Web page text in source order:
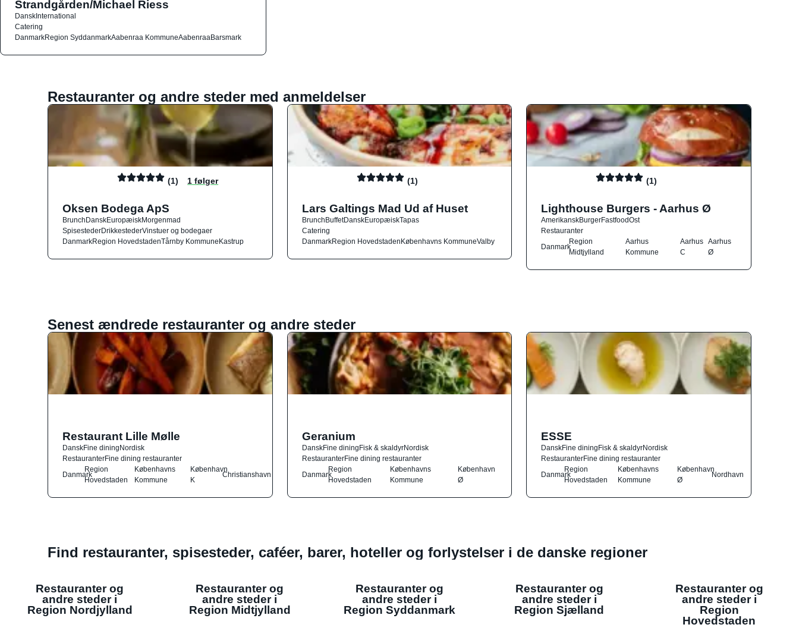
Strandgården/Michael Riess
DanskInternational
Catering
DanmarkRegion SyddanmarkAabenraa KommuneAabenraaBarsmark
Restauranter og andre steder med anmeldelser
(1) 1 følger
Oksen Bodega ApS
BrunchDanskEuropæiskMorgenmad
SpisestederDrikkestederVinstuer og bodegaer
DanmarkRegion HovedstadenTårnby KommuneKastrup
(1)
Lars Galtings Mad Ud af Huset
BrunchBuffetDanskEuropæiskTapas
Catering
DanmarkRegion HovedstadenKøbenhavns KommuneValby
(1)
Lighthouse Burgers - Aarhus Ø
AmerikanskBurgerFastfoodOst
Restauranter
Danmark
Region
Midtjylland
Aarhus
Kommune
Aarhus
C
Aarhus
Ø
Senest ændrede restauranter og andre steder
Restaurant Lille Mølle
DanskFine diningNordisk
RestauranterFine dining restauranter
Danmark
Region
Hovedstaden
Københavns
Kommune
København
K
Christianshavn
Geranium
DanskFine diningFisk & skaldyrNordisk
RestauranterFine dining restauranter
Danmark
Region
Hovedstaden
Københavns
Kommune
København
Ø
ESSE
DanskFine diningFisk & skaldyrNordisk
RestauranterFine dining restauranter
Danmark
Region
Hovedstaden
Københavns
Kommune
København
Ø
Nordhavn
Find restauranter, spisesteder, caféer, barer, hoteller og forlystelser i de danske regioner
Restauranter og
andre steder i
Region Nordjylland
Restauranter og
andre steder i
Region Midtjylland
Restauranter og
andre steder i
Region Syddanmark
Restauranter og
andre steder i
Region Sjælland
Restauranter og
andre steder i
Region
Hovedstaden